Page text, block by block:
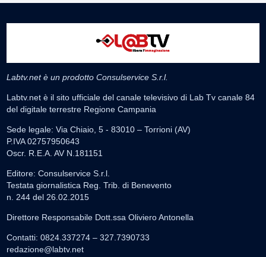
Labtv.net è un prodotto Consulservice S.r.l.
Labtv.net è il sito ufficiale del canale televisivo di Lab Tv canale 84
del digitale terrestre Regione Campania
Sede legale: Via Chiaio, 5 - 83010 – Torrioni (AV)
P.IVA 02757950643
Oscr. R.E.A. AV N.181151
Editore: Consulservice S.r.l.
Testata giornalistica Reg. Trib. di Benevento
n. 244 del 26.02.2015
Direttore Responsabile Dott.ssa Oliviero Antonella
Contatti: 0824.337274 – 327.7390733
redazione@labtv.net